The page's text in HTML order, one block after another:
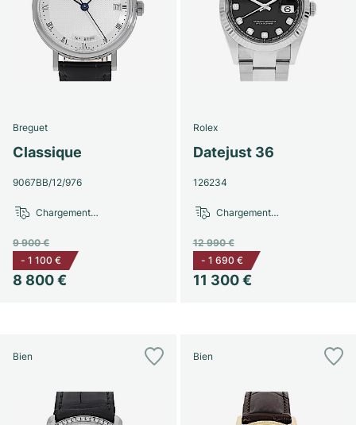
Breguet
Classique
9067BB/12/976
8 800 €
9 900 €
- 1 100 €
Chargement…
Rolex
Datejust 36
126234
11 300 €
12 990 €
- 1 690 €
Chargement…
Bien Bien